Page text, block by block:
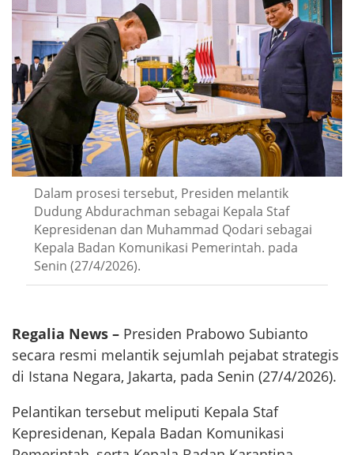
Dalam prosesi tersebut, Presiden melantik
Dudung Abdurachman sebagai Kepala Staf
Kepresidenan dan Muhammad Qodari sebagai
Kepala Badan Komunikasi Pemerintah. pada
Senin (27/4/2026).
Regalia News – Presiden Prabowo Subianto
secara resmi melantik sejumlah pejabat strategis
di Istana Negara, Jakarta, pada Senin (27/4/2026).
Pelantikan tersebut meliputi Kepala Staf
Kepresidenan, Kepala Badan Komunikasi